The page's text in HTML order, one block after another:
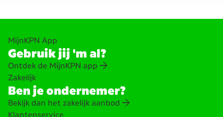
Zakelijk
Ben je ondernemer?
Bekijk dan het zakelijk aanbod
Klantenservice
MijnKPN App
Gebruik jij 'm al?
Ontdek de MijnKPN app